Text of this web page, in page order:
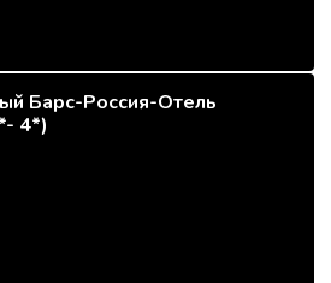
Барс-Россия-Отель
4*)